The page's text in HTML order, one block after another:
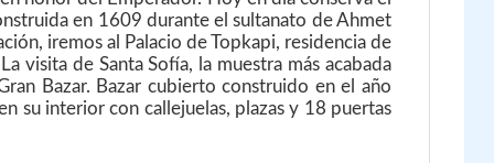
en 1609 durante el sultanato de Ahmet
iremos al Palacio de Topkapi, residencia de
visita de Santa Sofía, la muestra más acabada
Bazar. Bazar cubierto construido en el año
su interior con callejuelas, plazas y 18 puertas